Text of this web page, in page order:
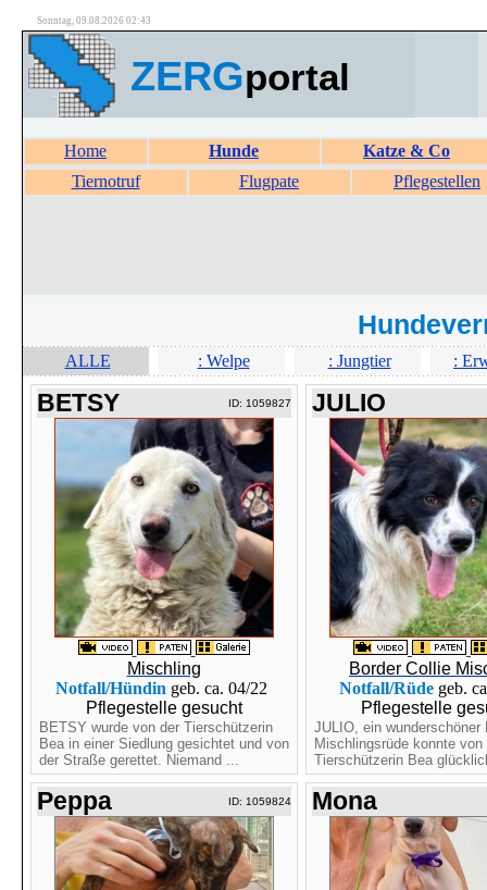
Sonntag, 09.08.2026 02:43
ZERGportal
Home Hunde
Katze & Co
Tiernotruf
Flugpate Pflegestellen
ALLE : Welpe : Jungtier :
BETSY ID: 1059827
Mischling
Notfall/Hündin geb. ca. 04/22
Pflegestelle gesucht
BETSY wurde von der Tierschützerin
Bea in einer Siedlung gesichtet und von
der Straße gerettet. Niemand ...
JULIO
Border Collie
Notfall/Rüde geb.
Pflegestelle
JULIO, ein wunderschöner
Mischlingsrüde konnte von
Tierschützerin Bea
Peppa ID: 1059824 Mona